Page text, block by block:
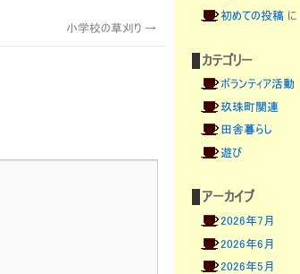
小学校の草刈り →
初めての投稿 に
カテゴリー
ボランティア活動
玖珠町関連
田舎暮らし
遊び
アーカイブ
2026年7月
2026年6月
2026年5月